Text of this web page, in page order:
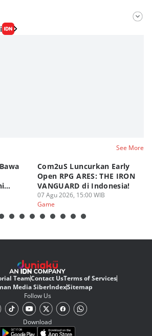
Nurullah
See More
Com2uS Luncurkan Early
Open RPG ARES: THE IRON
VANGUARD di Indonesia!
07 Agu 2026, 15:00 WIB
Game
TeamContact UsTerms of Services
Media SiberIndexSitemap
Follow Us
Download